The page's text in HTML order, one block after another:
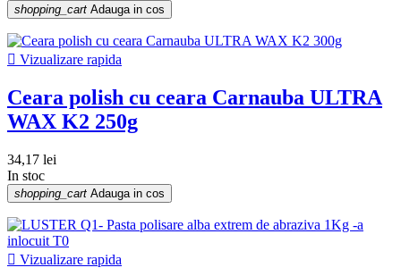
shopping_cart Adauga in cos
 Vizualizare rapida
Ceara polish cu ceara Carnauba ULTRA
WAX K2 250g
34,17 lei
In stoc
shopping_cart Adauga in cos
 Vizualizare rapida